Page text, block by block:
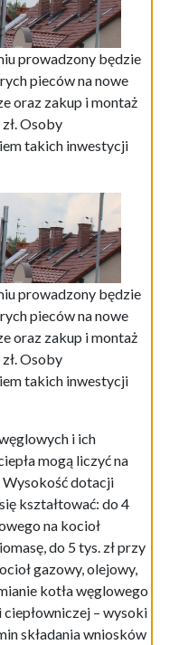
prowadzony będzie
pieców na nowe
oraz zakup i montaż
Osoby
takich inwestycji
prowadzony będzie
pieców na nowe
oraz zakup i montaż
Osoby
takich inwestycji
i ich
mogą liczyć na
Wysokość dotacji
kształtować: do 4
na kocioł
do 5 tys. zł przy
gazowy, olejowy,
kotła węglowego
ciepłowniczej – wysoki
składania wniosków